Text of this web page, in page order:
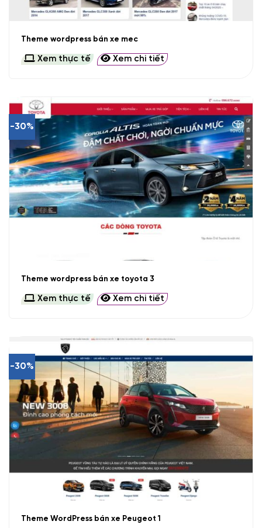
Theme wordpress bán xe mec
Xem thực tế Xem chi tiết
-30%
Theme wordpress bán xe toyota 3
Xem thực tế Xem chi tiết
-30%
Theme WordPress bán xe Peugeot 1